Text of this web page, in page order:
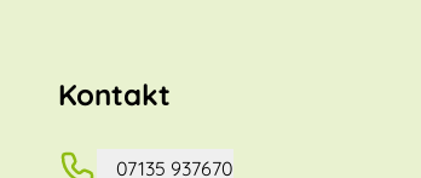
Kontakt
07135 937670